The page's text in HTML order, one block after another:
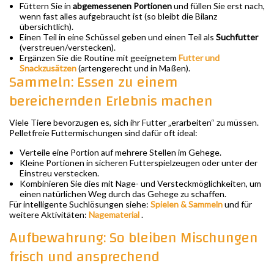
Füttern Sie in abgemessenen Portionenund füllen Sie erst nach,
wenn fast alles aufgebraucht ist (so bleibt die Bilanz
übersichtlich).
Einen Teil in eine Schüssel geben und einen Teil als Suchfutter
(verstreuen/verstecken).
Ergänzen Sie die Routine mit geeignetem Futter und
Snackzusätzen(artengerecht und in Maßen).
Sammeln: Essen zu einem
bereichernden Erlebnis machen
Viele Tiere bevorzugen es, sich ihr Futter „erarbeiten“ zu müssen.
Pelletfreie Futtermischungen sind dafür oft ideal:
Verteile eine Portion auf mehrere Stellen im Gehege.
Kleine Portionen in sicheren Futterspielzeugen oder unter der
Einstreu verstecken.
Kombinieren Sie dies mit Nage- und Versteckmöglichkeiten, um
einen natürlichen Weg durch das Gehege zu schaffen.
Für intelligente Suchlösungen siehe: Spielen & Sammelnund für
weitere Aktivitäten: Nagematerial.
Aufbewahrung: So bleiben Mischungen
frisch und ansprechend